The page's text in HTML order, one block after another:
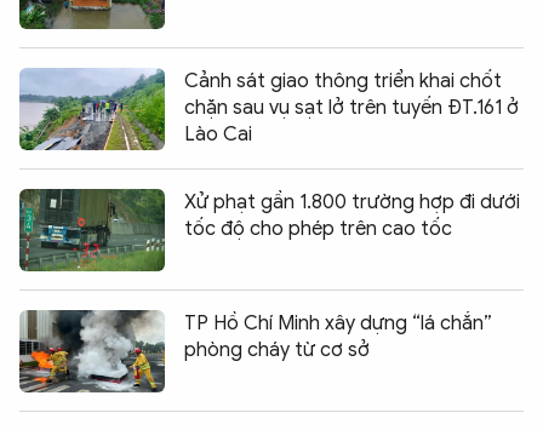
Cảnh sát giao thông triển khai chốt
chặn sau vụ sạt lở trên tuyến ĐT.161 ở
Lào Cai
Xử phạt gần 1.800 trường hợp đi dưới
tốc độ cho phép trên cao tốc
TP Hồ Chí Minh xây dựng “lá chắn”
phòng cháy từ cơ sở